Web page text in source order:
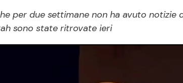
Salute
Viaggi e Turismo Ricette
per due settimane non ha avuto notizie
sono state ritrovate ieri